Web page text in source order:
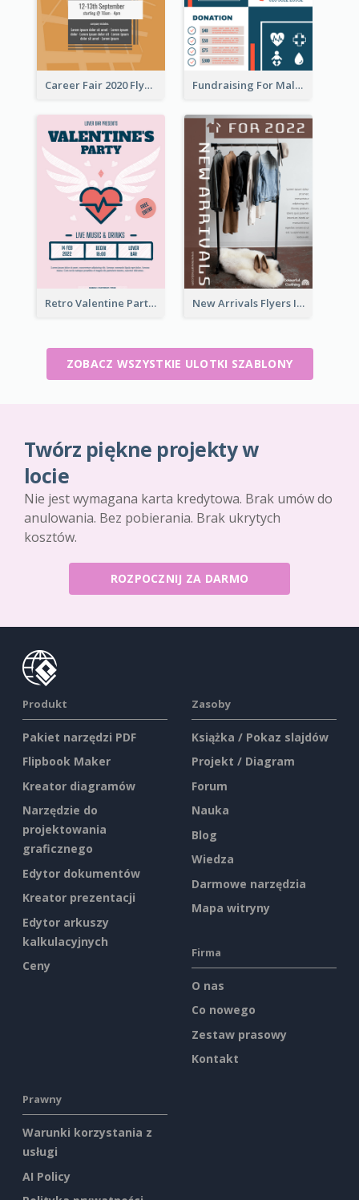
Career Fair 2020 Flyer Fundraising For Malaria Flyer Design
Retro Valentine Party Pink Flyers Design Templates New Arrivals Flyers In In Brown Colour Tone
ZOBACZ WSZYSTKIE ULOTKI SZABLONY
Twórz piękne projekty w
locie
Nie jest wymagana karta kredytowa. Brak umów do
anulowania. Bez pobierania. Brak ukrytych
kosztów.
ROZPOCZNIJ ZA DARMO
Produkt
Pakiet narzędzi PDF
Flipbook Maker
Kreator diagramów
Narzędzie do
projektowania
graficznego
Edytor dokumentów
Kreator prezentacji
Edytor arkuszy
kalkulacyjnych
Ceny
Zasoby
Książka / Pokaz slajdów
Projekt / Diagram
Forum
Nauka
Blog
Wiedza
Darmowe narzędzia
Mapa witryny
Firma
O nas
Co nowego
Zestaw prasowy
Kontakt
Prawny
Warunki korzystania z
usługi
AI Policy